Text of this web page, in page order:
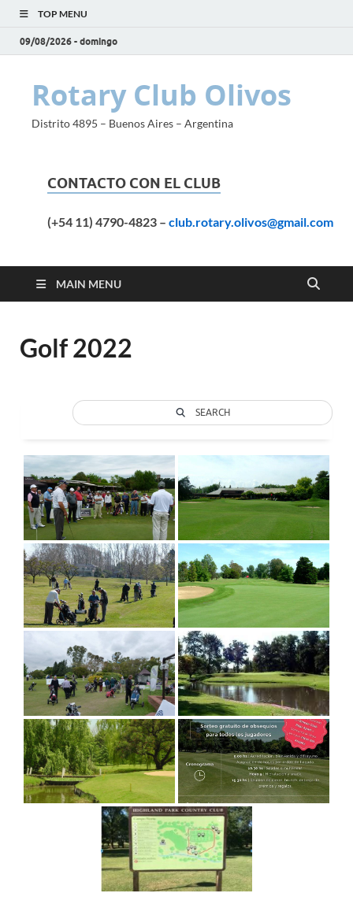
TOP MENU
09/08/2026 - domingo
Rotary Club Olivos
Distrito 4895 – Buenos Aires – Argentina
CONTACTO CON EL CLUB
(+54 11) 4790-4823 – club.rotary.olivos@gmail.com
MAIN MENU
Golf 2022
SEARCH